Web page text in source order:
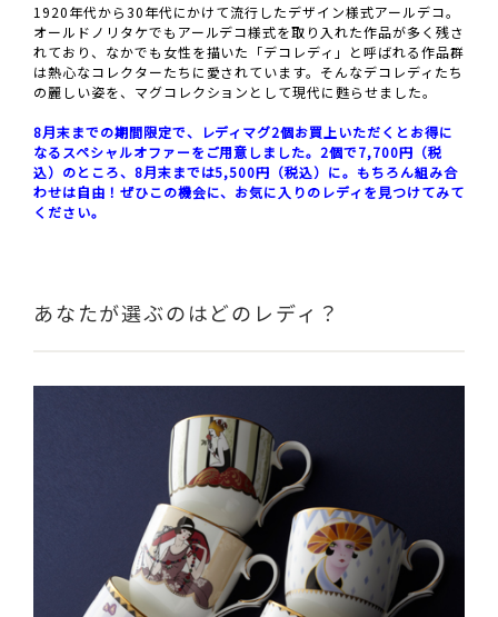
1920年代から30年代にかけて流行したデザイン様式アールデコ。
オールドノリタケでもアールデコ様式を取り入れた作品が多く残さ
れており、なかでも女性を描いた「デコレディ」と呼ばれる作品群
は熱心なコレクターたちに愛されています。そんなデコレディたち
の麗しい姿を、マグコレクションとして現代に甦らせました。
8月末までの期間限定で、レディマグ2個お買上いただくとお得に
なるスペシャルオファーをご用意しました。2個で7,700円（税
込）のところ、8月末までは5,500円（税込）に。もちろん組み合
わせは自由！ぜひこの機会に、お気に入りのレディを見つけてみて
ください。
あなたが選ぶのはどのレディ？